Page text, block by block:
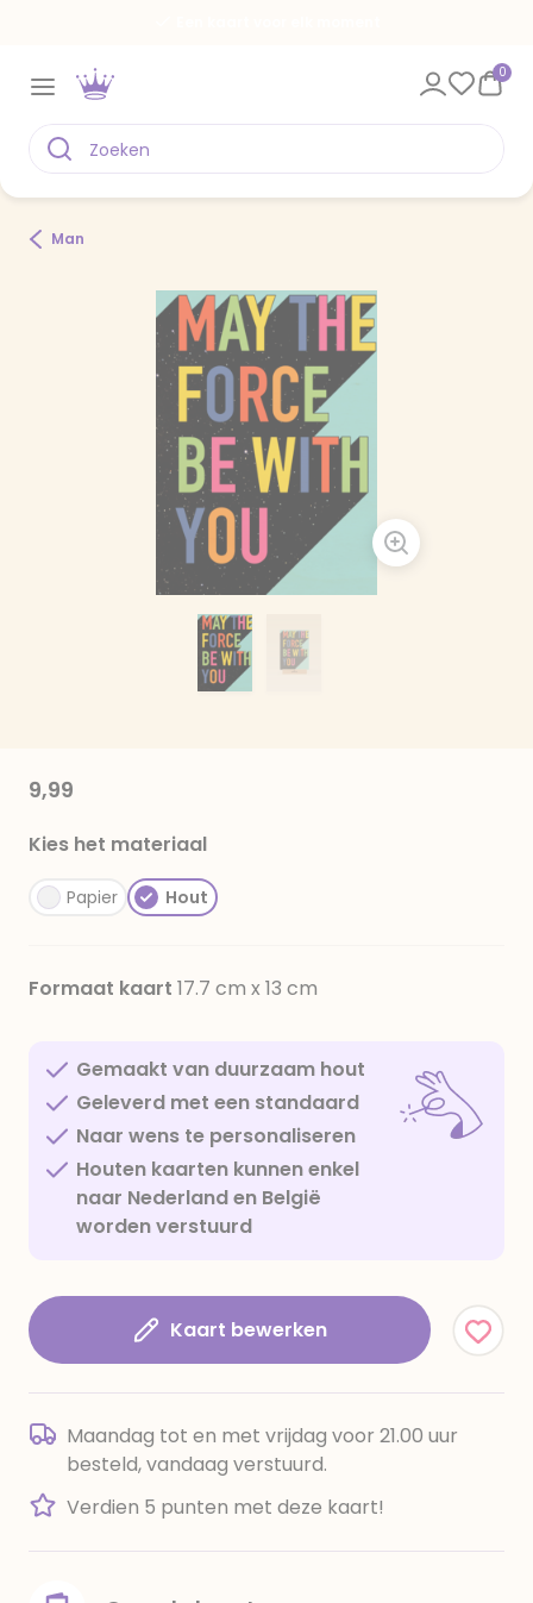
0
Man
9,99
Kies het materiaal
Papier Hout
Formaat kaart 17.7 cm x 13 cm
Gemaakt van duurzaam hout
Geleverd met een standaard
Naar wens te personaliseren
Houten kaarten kunnen enkel
naar Nederland en België
worden verstuurd
Kaart bewerken
Maandag tot en met vrijdag voor 21.00 uur
besteld, vandaag verstuurd.
Verdien 5 punten met deze kaart!